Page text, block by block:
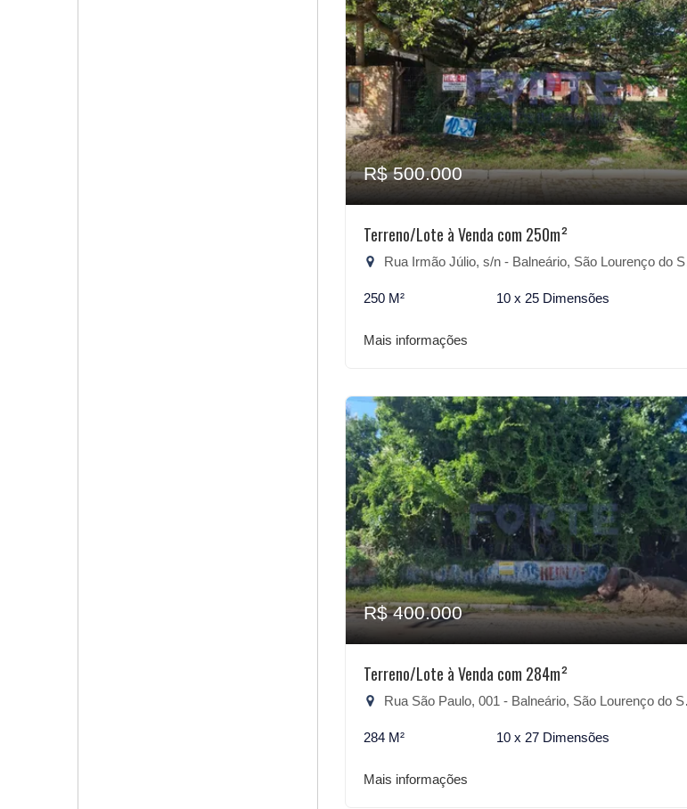
R$ 500.000
Terreno/Lote à Venda com 250m²
Rua Irmão Júlio, s/n - Balneário, São Lourenço do Sul-RS
250 M² 10 x 25 Dimensões
Mais informações
R$ 400.000
Terreno/Lote à Venda com 284m²
Rua São Paulo, 001 - Balneário, São Lourenço do Sul-RS
284 M² 10 x 27 Dimensões
Mais informações